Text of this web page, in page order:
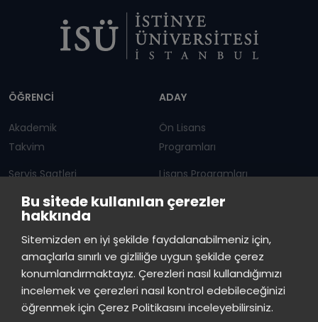
Bu sitede kullanılan çerezler
hakkında
Sitemizden en iyi şekilde faydalanabilmeniz için,
amaçlarla sınırlı ve gizliliğe uygun şekilde çerez
konumlandırmaktayız. Çerezleri nasıl kullandığımızı
incelemek ve çerezleri nasıl kontrol edebileceğinizi
öğrenmek için Çerez Politikasını inceleyebilirsiniz.
ÖĞRENCİ
Akademik
Takvim
Servis Saatleri
Duyurular
ADAY
Ön Lisans
Programları
Lisans Programları
Lisansüstü
İSTİNYE
Basın
Kiti
İhaleler İstinye Post Kampüslerimiz
çevrimiçi
İstinye Üniversitesi
Merhaba! Size nasıl yardımcı
olabilirim?